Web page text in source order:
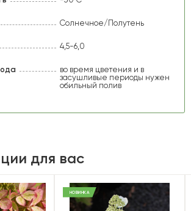
Солнечное/Полутень
4,5-6,0
во время цветения и в
засушливые периоды нужен
обильный полив
для вас
НОВИНКА